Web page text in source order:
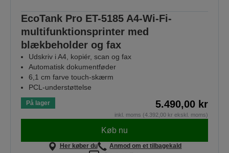
EcoTank Pro ET-5185 A4-Wi-Fi-
multifunktionsprinter med
blækbeholder og fax
Udskriv i A4, kopiér, scan og fax
Automatisk dokumentføder
6,1 cm farve touch-skærm
PCL-understøttelse
På lager 5.490,00 kr
inkl. moms (4.392,00 kr ekskl. moms)
Køb nu
Her køber du
Anmod om et tilbagekald